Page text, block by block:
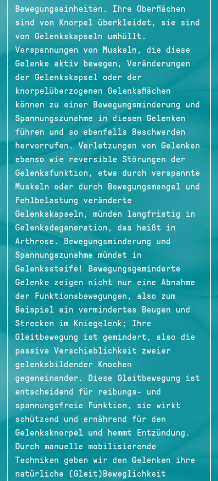
Bewegungseinheiten. Ihre Oberflächen
sind von Knorpel überkleidet, sie sind
von Gelenkskapseln umhüllt.
Verspannungen von Muskeln, die diese
Gelenke aktiv bewegen, Veränderungen
der Gelenkskapsel oder der
knorpelüberzogenen Gelenksflächen
können zu einer Bewegungsminderung und
Spannungszunahme in diesen Gelenken
führen und so ebenfalls Beschwerden
hervorrufen. Verletzungen von Gelenken
ebenso wie reversible Störungen der
Gelenksfunktion, etwa durch verspannte
Muskeln oder durch Bewegungsmangel und
Fehlbelastung veränderte
Gelenkskapseln, münden langfristig in
Gelenksdegeneration, das heißt in
Arthrose. Bewegungsminderung und
Spannungszunahme mündet in
Gelenkssteife! Bewegungsgeminderte
Gelenke zeigen nicht nur eine Abnahme
der Funktionsbewegungen, also zum
Beispiel ein vermindertes Beugen und
Strecken im Kniegelenk; Ihre
Gleitbewegung ist gemindert, also die
passive Verschieblichkeit zweier
gelenksbildender Knochen
gegeneinander. Diese Gleitbewegung ist
entscheidend für reibungs- und
spannungsfreie Funktion, sie wirkt
schützend und ernährend für den
Gelenksknorpel und hemmt Entzündung.
Durch manuelle mobilisierende
Techniken geben wir den Gelenken ihre
natürliche (Gleit)Beweglichkeit